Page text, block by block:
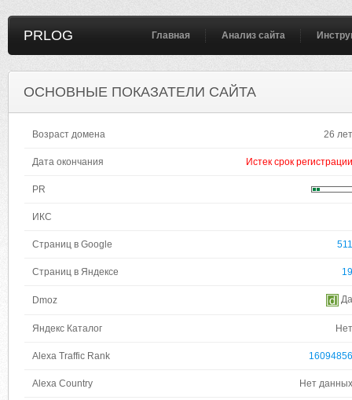
PRLOG Главная Анализ сайта
ОСНОВНЫЕ ПОКАЗАТЕЛИ САЙТА
Возраст домена 26 лет
Дата окончания Истек срок регистрации
PR
ИКС
Страниц в Google 511
Страниц в Яндексе 19
Dmoz Да
Яндекс Каталог Нет
Alexa Traffic Rank 16094856
Alexa Country Нет данных